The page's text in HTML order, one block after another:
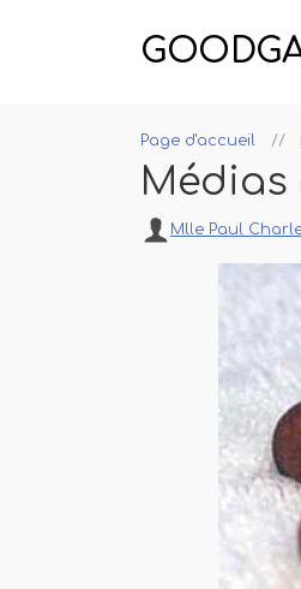
Page d'accueil
Mlle Paul